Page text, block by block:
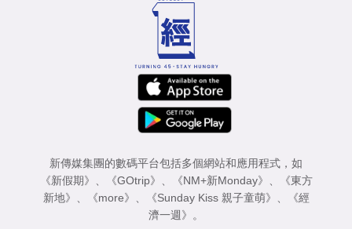
新傳媒集團的數碼平台包括多個網站和應用程式，如
《新假期》
《GOtrip》 《NM+新Monday》
《東方
新地》
《more》 《Sunday Kiss 親子童萌》
《經
濟一週》
。